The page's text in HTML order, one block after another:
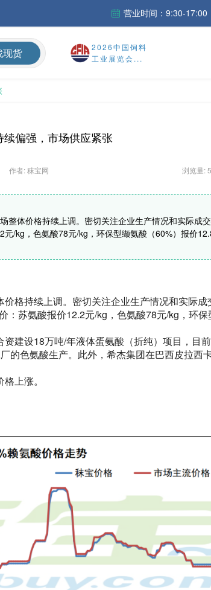
营业时间：9:30-17:00
现货
2026中国饲料
工业展览会...
偏强，市场供应紧张
作者: 秣宝网 浏览量:
体价格持续上调。密切关注企业生产情况和实际成
/kg，色氨酸78元/kg，环保型缬氨酸（60%）报价
格持续上调。密切关注企业生产情况和实际成
苏氨酸报价12.2元/kg，色氨酸78元/kg，环
建设18万吨/年液体蛋氨酸（折纯）项目，目
的色氨酸生产。此外，希杰集团在巴西皮拉西
上涨。